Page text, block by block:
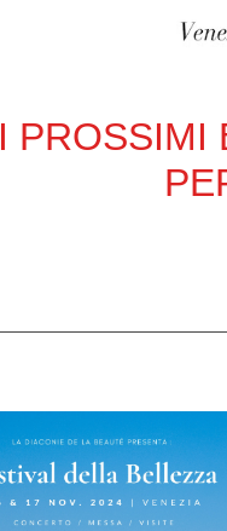
I PROSSIMI